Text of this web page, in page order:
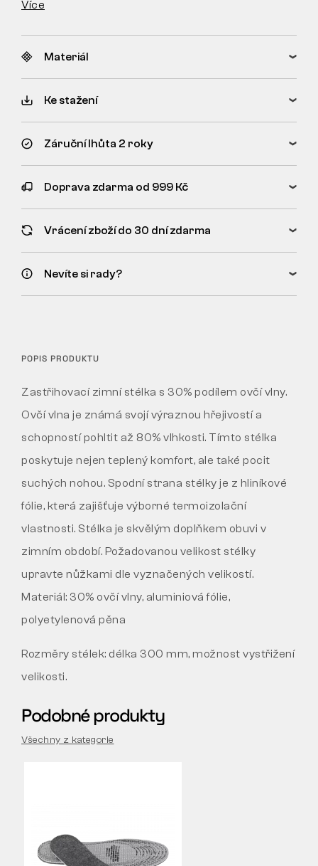
Více
Materiál
Ke stažení
Záruční lhůta 2 roky
Doprava zdarma od 999 Kč
Vrácení zboží do 30 dní zdarma
Nevíte si rady?
POPIS PRODUKTU
Zastřihovací zimní stélka s 30% podílem ovčí vlny.
Ovčí vlna je známá svojí výraznou hřejivostí a
schopností pohltit až 80% vlhkosti. Tímto stélka
poskytuje nejen teplený komfort, ale také pocit
suchých nohou. Spodní strana stélky je z hliníkové
fólie, která zajišťuje výborné termoizolační
vlastnosti. Stélka je skvělým doplňkem obuvi v
zimním období. Požadovanou velikost stélky
upravte nůžkami dle vyznačených velikostí.
Materiál: 30% ovčí vlny, aluminiová fólie,
polyetylenová pěna
Rozměry stélek: délka 300 mm, možnost vystřižení
velikosti.
Podobné produkty
Všechny z kategorie